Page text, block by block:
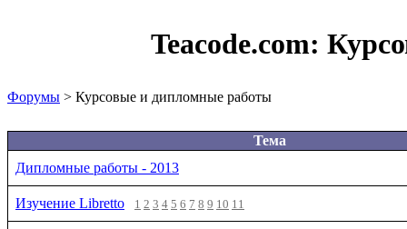
Teacode.com:
Форумы > Курсовые и дипломные работы
Тема
Дипломные работы - 2013
Изучение Libretto 1 2 3 4 5 6 7 8 9 10 11